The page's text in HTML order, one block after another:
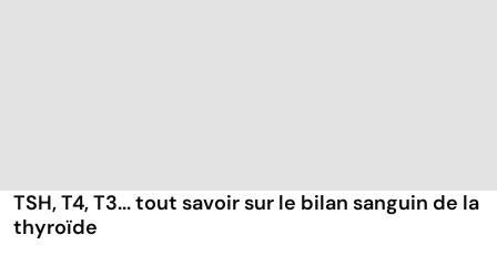
TSH, T4, T3... tout savoir sur le bilan sanguin de la
thyroïde